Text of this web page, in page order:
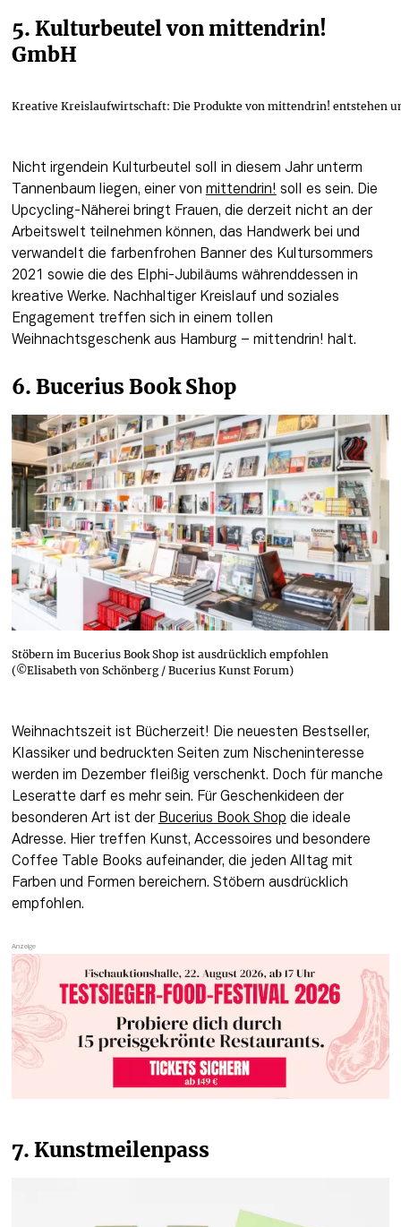
5. Kulturbeutel von mittendrin!
GmbH
Kreative Kreislaufwirtschaft: Die Produkte von mittendrin! entstehen
Nicht irgendein Kulturbeutel soll in diesem Jahr unterm
Tannenbaum liegen, einer von mittendrin! soll es sein. Die
Upcycling-Näherei bringt Frauen, die derzeit nicht an der
Arbeitswelt teilnehmen können, das Handwerk bei und
verwandelt die farbenfrohen Banner des Kultursommers
2021 sowie die des Elphi-Jubiläums währenddessen in
kreative Werke. Nachhaltiger Kreislauf und soziales
Engagement treffen sich in einem tollen
Weihnachtsgeschenk aus Hamburg – mittendrin! halt.
6. Bucerius Book Shop
Stöbern im Bucerius Book Shop ist ausdrücklich empfohlen
(©Elisabeth von Schönberg / Bucerius Kunst Forum)
Weihnachtszeit ist Bücherzeit! Die neuesten Bestseller,
Klassiker und bedruckten Seiten zum Nischeninteresse
werden im Dezember fleißig verschenkt. Doch für manche
Leseratte darf es mehr sein. Für Geschenkideen der
besonderen Art ist der Bucerius Book Shop die ideale
Adresse. Hier treffen Kunst, Accessoires und besondere
Coffee Table Books aufeinander, die jeden Alltag mit
Farben und Formen bereichern. Stöbern ausdrücklich
empfohlen.
7. Kunstmeilenpass